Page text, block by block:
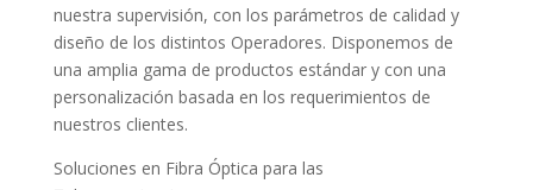
nuestra supervisión, con los parámetros de calidad y
diseño de los distintos Operadores. Disponemos de
una amplia gama de productos estándar y con una
personalización basada en los requerimientos de
nuestros clientes.
Soluciones en Fibra Óptica para las